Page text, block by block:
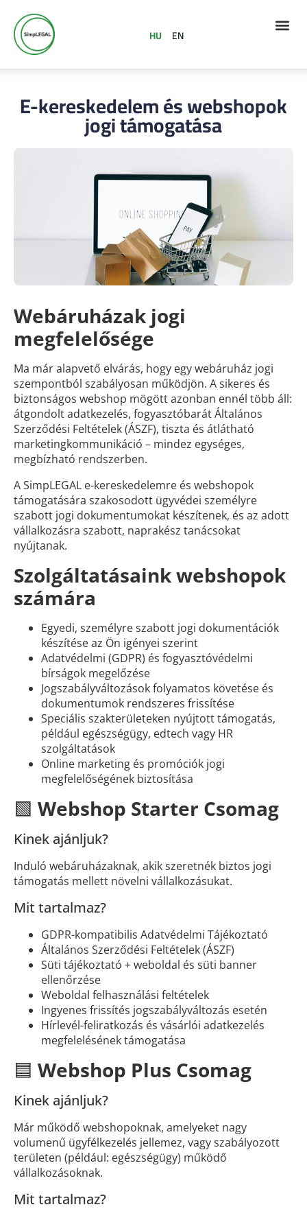
HU EN
E-kereskedelem és webshopok
jogi támogatása
Webáruházak jogi
megfelelősége
Ma már alapvető elvárás, hogy egy webáruház jogi
szempontból szabályosan működjön. A sikeres és
biztonságos webshop mögött azonban ennél több áll:
átgondolt adatkezelés, fogyasztóbarát Általános
Szerződési Feltételek (ÁSZF), tiszta és átlátható
marketingkommunikáció – mindez egységes,
megbízható rendszerben.
A SimpLEGAL e-kereskedelemre és webshopok
támogatására szakosodott ügyvédei személyre
szabott jogi dokumentumokat készítenek, és az adott
vállalkozásra szabott, naprakész tanácsokat
nyújtanak.
Szolgáltatásaink webshopok
számára
Egyedi, személyre szabott jogi dokumentációk
készítése az Ön igényei szerint
Adatvédelmi (GDPR) és fogyasztóvédelmi
bírságok megelőzése
Jogszabályváltozások folyamatos követése és
dokumentumok rendszeres frissítése
Speciális szakterületeken nyújtott támogatás,
például egészségügy, edtech vagy HR
szolgáltatások
Online marketing és promóciók jogi
megfelelőségének biztosítása
🟩 Webshop Starter Csomag
Kinek ajánljuk?
Induló webáruházaknak, akik szeretnék biztos jogi
támogatás mellett növelni vállalkozásukat.
Mit tartalmaz?
GDPR-kompatibilis Adatvédelmi Tájékoztató
Általános Szerződési Feltételek (ÁSZF)
Süti tájékoztató + weboldal és süti banner
ellenőrzése
Weboldal felhasználási feltételek
Ingyenes frissítés jogszabályváltozás esetén
Hírlevél-feliratkozás és vásárlói adatkezelés
megfelelésének támogatása
🟦 Webshop Plus Csomag
Kinek ajánljuk?
Már működő webshopoknak, amelyeket nagy
volumenű ügyfélkezelés jellemez, vagy szabályozott
területen (például: egészségügy) működő
vállalkozásoknak.
Mit tartalmaz?